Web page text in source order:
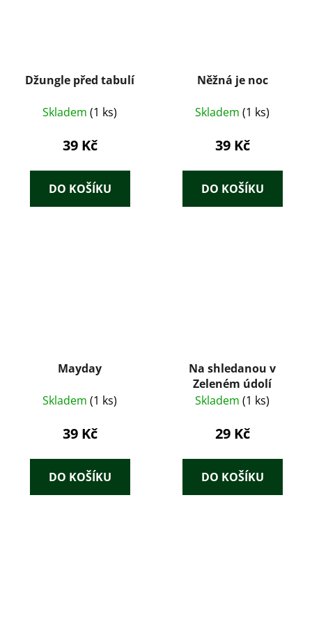
Džungle před tabulí
Skladem (1 ks)
39 Kč
DO KOŠÍKU
Něžná je noc
Skladem (1 ks)
39 Kč
DO KOŠÍKU
Mayday
Skladem (1 ks)
39 Kč
DO KOŠÍKU
Na shledanou v
Zeleném údolí
Skladem (1 ks)
29 Kč
DO KOŠÍKU